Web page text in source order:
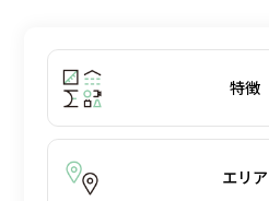
特徴
エリア